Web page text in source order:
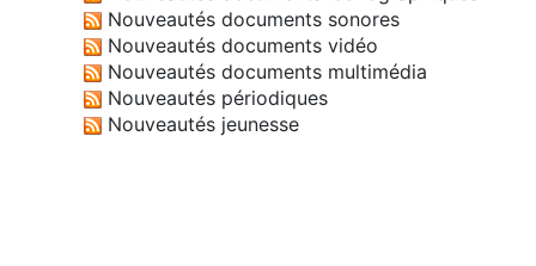
Nouveautés documents sonores
Nouveautés documents vidéo
Nouveautés documents multimédia
Nouveautés périodiques
Nouveautés jeunesse